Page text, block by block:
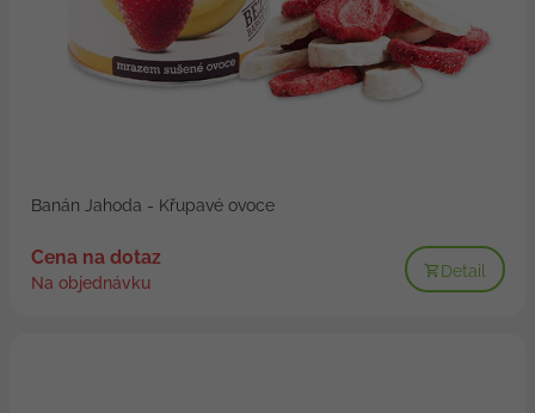
Banán Jahoda - Křupavé ovoce
Cena na dotaz
Na objednávku
Detail